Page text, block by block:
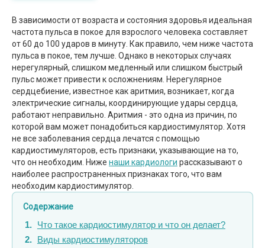
В зависимости от возраста и состояния здоровья идеальная
частота пульса в покое для взрослого человека составляет
от 60 до 100 ударов в минуту. Как правило, чем ниже частота
пульса в покое, тем лучше. Однако в некоторых случаях
нерегулярный, слишком медленный или слишком быстрый
пульс может привести к осложнениям. Нерегулярное
сердцебиение, известное как аритмия, возникает, когда
электрические сигналы, координирующие удары сердца,
работают неправильно. Аритмия - это одна из причин, по
которой вам может понадобиться кардиостимулятор. Хотя
не все заболевания сердца лечатся с помощью
кардиостимуляторов, есть признаки, указывающие на то,
что он необходим. Ниже наши кардиологи рассказывают о
наиболее распространенных признаках того, что вам
необходим кардиостимулятор.
Содержание
Что такое кардиостимулятор и что он делает?
Виды кардиостимуляторов